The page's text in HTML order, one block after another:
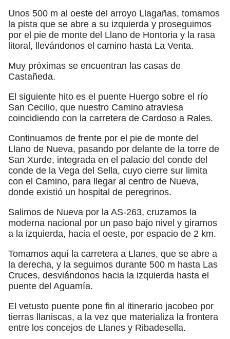
Unos 500 m al oeste del arroyo Llagañas, tomamos
la pista que se abre a su izquierda y proseguimos
por el pie de monte del Llano de Hontoria y la rasa
litoral, llevándonos el camino hasta La Venta.
Muy próximas se encuentran las casas de
Castañeda.
El siguiente hito es el puente Huergo sobre el río
San Cecilio, que nuestro Camino atraviesa
coincidiendo con la carretera de Cardoso a Rales.
Continuamos de frente por el pie de monte del
Llano de Nueva, pasando por delante de la torre de
San Xurde, integrada en el palacio del conde del
conde de la Vega del Sella, cuyo cierre sur limita
con el Camino, para llegar al centro de Nueva,
donde existió un hospital de peregrinos.
Salimos de Nueva por la AS-263, cruzamos la
moderna nacional por un paso bajo nivel y giramos
a la izquierda, hacia el oeste, por espacio de 2 km.
Tomamos aquí la carretera a Llanes, que se abre a
la derecha, y la seguimos durante 500 m hasta Las
Cruces, desviándonos hacia la izquierda hasta el
puente del Aguamía.
El vetusto puente pone fin al itinerario jacobeo por
tierras llaniscas, a la vez que materializa la frontera
entre los concejos de Llanes y Ribadesella.